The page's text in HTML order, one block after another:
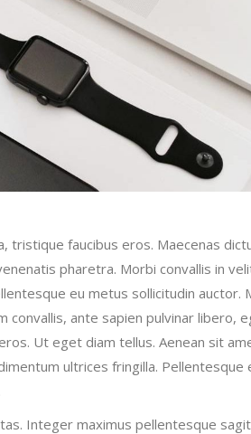
tristique faucibus eros. Maecenas
pharetra. Morbi convallis in
eu metus sollicitudin auctor.
convallis, ante sapien pulvinar libero,
Ut eget diam tellus. Aenean sit
ultrices fringilla. Pellentesque
Integer maximus pellentesque